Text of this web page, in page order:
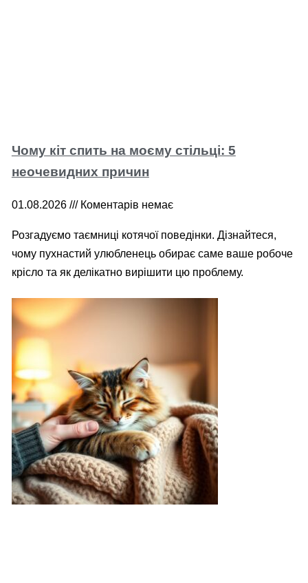
Чому кіт спить на моєму стільці: 5
неочевидних причин
01.08.2026 Коментарів немає
Розгадуємо таємниці котячої поведінки. Дізнайтеся,
чому пухнастий улюбленець обирає саме ваше робоче
крісло та як делікатно вирішити цю проблему.